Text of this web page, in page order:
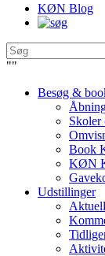
KØN Blog
""
Besøg &
Skoler
Book
KØN
Udstillinger